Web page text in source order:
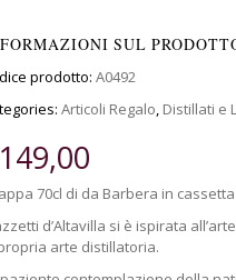
SUL
prodotto: A0492
Articoli Regalo, Distillati e
149,00
70cl di da Barbera in
d’Altavilla si è ispirata
arte distillatoria.